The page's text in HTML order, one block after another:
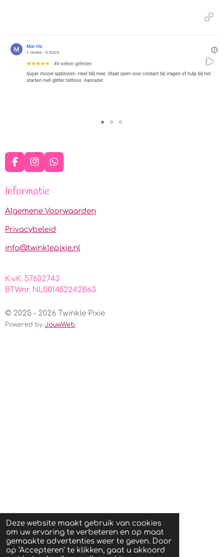
Deze website maakt gebruik van cookies
om uw ervaring te verbeteren en op maat
gemaakte advertenties weer te geven. Door
op ‘Accepteren’ te klikken, gaat u akkoord
F
a
e
o
k
I
n
t
g
a
W
h
A
p
Informatie
Algemene Voorwaarden
Privacybeleid
info@twinklepixie.nl
K.v.K. 57602743
BTWnr. NL001452242B63
© 2025 - 2026 Twinkle Pixie
Powered by JouwWeb